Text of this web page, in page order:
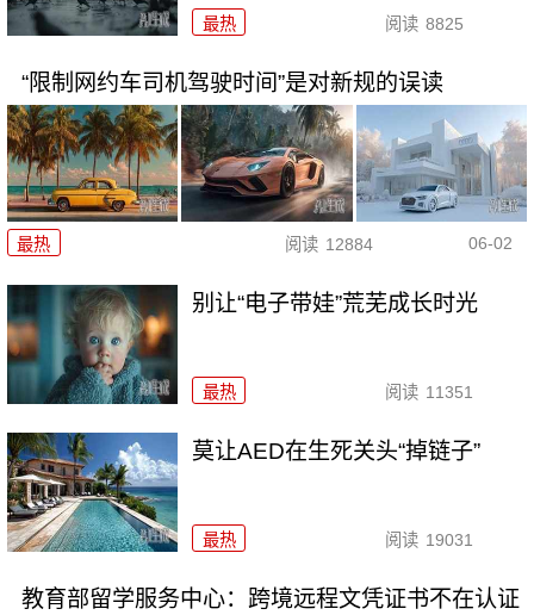
最热 阅读 8825
“限制网约车司机驾驶时间”是对新规的误读
最热 阅读 12884 06-02
别让“电子带娃”荒芜成长时光
最热 阅读 11351
莫让AED在生死关头“掉链子”
最热 阅读 19031
教育部留学服务中心：跨境远程文凭证书不在认证